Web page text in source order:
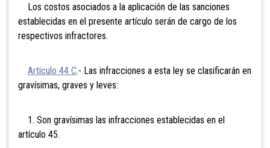
Los costos asociados a la aplicación de las sanciones
establecidas en el presente artículo serán de cargo de los
respectivos infractores.
Artículo 44 C.- Las infracciones a esta ley se clasificarán en
gravísimas, graves y leves:
1. Son gravísimas las infracciones establecidas en el
artículo 45.